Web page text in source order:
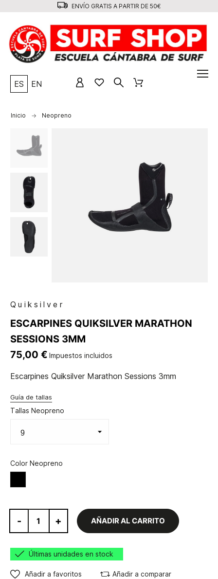
ENVÍO GRATIS A PARTIR DE 50€
ES EN
Inicio Neopreno
Quiksilver
ESCARPINES QUIKSILVER MARATHON
SESSIONS 3MM
75,00 € Impuestos incluidos
Escarpines Quiksilver Marathon Sessions 3mm
Guía de tallas
Tallas Neopreno
Color Neopreno
- + AÑADIR AL CARRITO
Últimas unidades en stock
Añadir a favoritos Añadir a comparar